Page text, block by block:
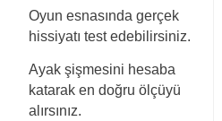
Oyun esnasında gerçek
hissiyatı test edebilirsiniz.
Ayak şişmesini hesaba
katarak en doğru ölçüyü
alırsınız.